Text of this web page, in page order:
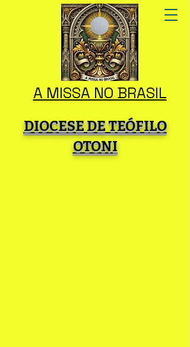
A MISSA NO BRASIL
DIOCESE DE TEÓFILO
OTONI